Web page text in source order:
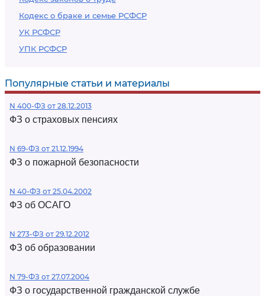
Кодекс о браке и семье РСФСР
УК РСФСР
УПК РСФСР
Популярные статьи и материалы
N 400-ФЗ от 28.12.2013
ФЗ о страховых пенсиях
N 69-ФЗ от 21.12.1994
ФЗ о пожарной безопасности
N 40-ФЗ от 25.04.2002
ФЗ об ОСАГО
N 273-ФЗ от 29.12.2012
ФЗ об образовании
N 79-ФЗ от 27.07.2004
ФЗ о государственной гражданской службе